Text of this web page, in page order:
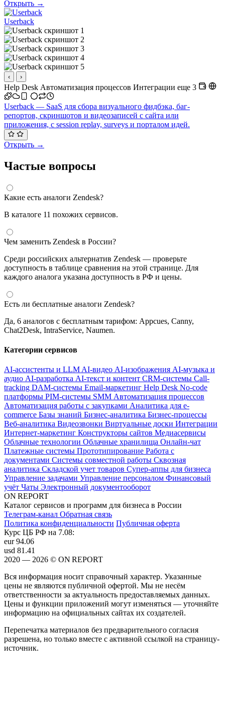
Открыть →
Userback
‹ ›
Help Desk Автоматизация процессов Интеграции еще 3
Userback — SaaS для сбора визуального фидбэка, баг-
репортов, скриншотов и видеозаписей с сайта или
приложения, с session replay, surveys и порталом идей.
Открыть →
Частые вопросы
Какие есть аналоги Zendesk?
В каталоге 11 похожих сервисов.
Чем заменить Zendesk в России?
Среди российских альтернатив Zendesk — проверьте
доступность в таблице сравнения на этой странице. Для
каждого аналога указана доступность в РФ и цены.
Есть ли бесплатные аналоги Zendesk?
Да, 6 аналогов с бесплатным тарифом: Appcues, Canny,
Chat2Desk, IntraService, Naumen.
Категории сервисов
AI-ассистенты и LLMAI-видео AI-изображения AI-музыка и
аудио AI-разработка AI-текст и контент CRM-системы Call-
tracking DAM-системы Email-маркетинг Help Desk No-code
платформы PIM-системы SMM Автоматизация процессов
Автоматизация работы с закупками Аналитика для e-
commerce Базы знаний Бизнес-аналитика Бизнес-процессы
Веб-аналитика Видеозвонки Виртуальные доски Интеграции
Интернет-маркетинг Конструкторы сайтов Медиасервисы
Облачные технологии Облачные хранилища Онлайн-чат
Платежные системы Прототипирование Работа с
документами Системы совместной работы Сквозная
аналитика Складской учет товаров Супер-аппы для бизнеса
Управление задачами Управление персоналом Финансовый
учёт Чаты Электронный документооборот
ON REPORT
Каталог сервисов и программ для бизнеса в России
Телеграм-канал Обратная связь
Политика конфиденциальности Публичная оферта
Курс ЦБ РФ на 7.08:
eur94.06
usd 81.41
2020 — 2026 © ON REPORT
Вся информация носит справочный характер. Указанные
цены не являются публичной офертой. Мы не несём
ответственности за актуальность предоставляемых данных.
Цены и функции приложений могут изменяться — уточняйте
информацию на официальных сайтах их создателей.
Перепечатка материалов без предварительного согласия
разрешена, но только вместе с активной ссылкой на страницу-
источник.